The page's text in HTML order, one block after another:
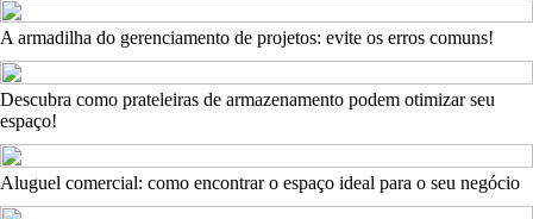
A armadilha do gerenciamento de projetos: evite os erros comuns!
Descubra como prateleiras de armazenamento podem otimizar seu
espaço!
Aluguel comercial: como encontrar o espaço ideal para o seu negócio